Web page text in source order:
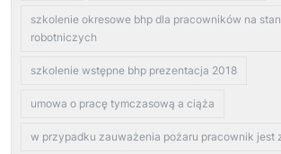
szkolenie okresowe bhp dla pracowników na
robotniczych
szkolenie wstępne bhp prezentacja 2018
umowa o pracę tymczasową a ciąża
w przypadku zauważenia pożaru pracownik jest